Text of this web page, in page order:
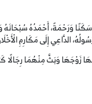
وَرَحْمَةً، أَحْمَدُهُ